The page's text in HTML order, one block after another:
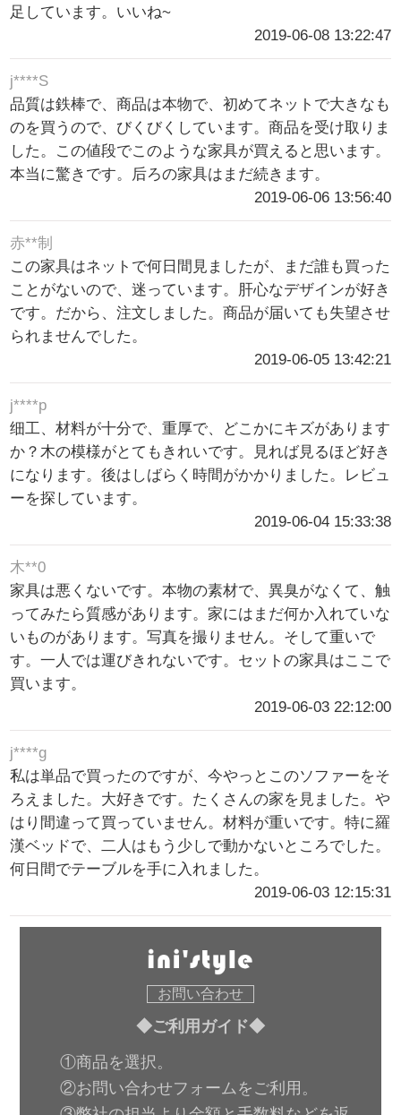
足しています。いいね~
2019-06-08 13:22:47
j****S
品質は鉄棒で、商品は本物で、初めてネットで大きなも
のを買うので、びくびくしています。商品を受け取りま
した。この値段でこのような家具が買えると思います。
本当に驚きです。后ろの家具はまだ続きます。
2019-06-06 13:56:40
赤**制
この家具はネットで何日間見ましたが、まだ誰も買った
ことがないので、迷っています。肝心なデザインが好き
です。だから、注文しました。商品が届いても失望させ
られませんでした。
2019-06-05 13:42:21
j****p
细工、材料が十分で、重厚で、どこかにキズがあります
か？木の模様がとてもきれいです。見れば見るほど好き
になります。後はしばらく時間がかかりました。レビュ
ーを探しています。
2019-06-04 15:33:38
木**0
家具は悪くないです。本物の素材で、異臭がなくて、触
ってみたら質感があります。家にはまだ何か入れていな
いものがあります。写真を撮りません。そして重いで
す。一人では運びきれないです。セットの家具はここで
買います。
2019-06-03 22:12:00
j****g
私は単品で買ったのですが、今やっとこのソファーをそ
ろえました。大好きです。たくさんの家を見ました。や
はり間違って買っていません。材料が重いです。特に羅
漢ベッドで、二人はもう少しで動かないところでした。
何日間でテーブルを手に入れました。
2019-06-03 12:15:31
お問い合わせ
◆ご利用ガイド◆
①商品を選択。
②お問い合わせフォームをご利用。